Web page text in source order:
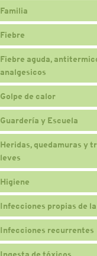
Familia
Fiebre
Fiebre aguda,
analgesicos
Golpe de calor
Guardería y Escuela
Heridas, quedamuras y
leves
Higiene
Infecciones propias de
Infecciones recurrentes